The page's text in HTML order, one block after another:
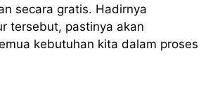
secara gratis. Hadirnya
tersebut, pastinya akan
kebutuhan kita dalam proses